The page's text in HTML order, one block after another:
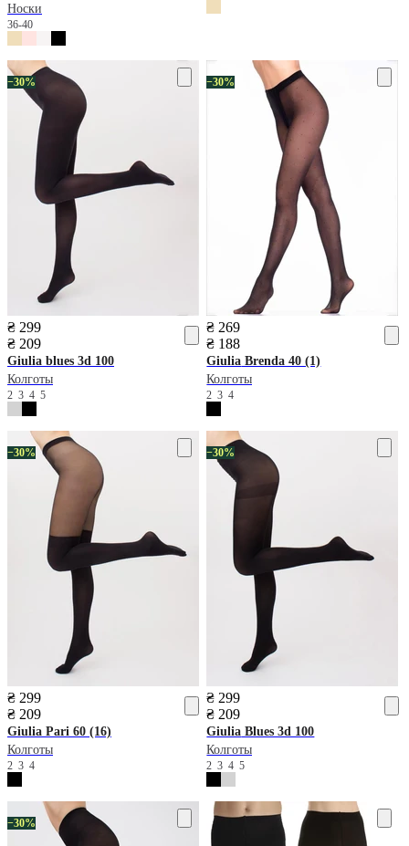
Носки
36-40
−30%
₴ 299
₴ 209
Giulia blues 3d 100
Колготы
2 3 4 5
−30%
₴ 269
₴ 188
Giulia Brenda 40 (1)
Колготы
234
−30%
₴ 299
₴ 209
Giulia Pari 60 (16)
Колготы
2 3 4
−30%
₴ 299
₴ 209
Giulia Blues 3d 100
Колготы
2345
−30%